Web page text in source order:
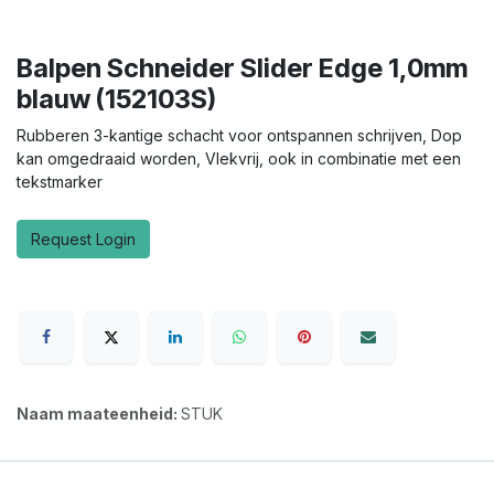
Balpen Schneider Slider Edge 1,0mm
blauw (152103S)
Rubberen 3-kantige schacht voor ontspannen schrijven, Dop
kan omgedraaid worden, Vlekvrij, ook in combinatie met een
tekstmarker
Request Login
Naam maateenheid: STUK